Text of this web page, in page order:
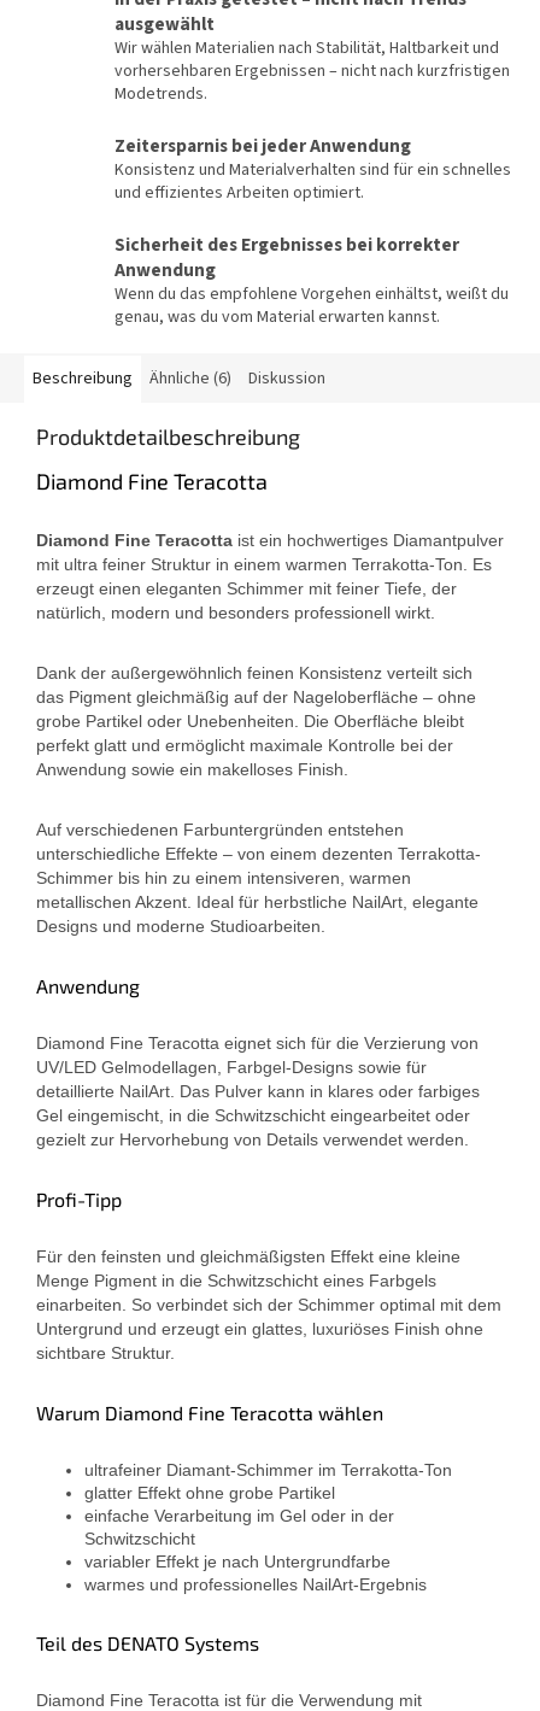
ausgewählt
Wir wählen Materialien nach Stabilität, Haltbarkeit und
vorhersehbaren Ergebnissen – nicht nach kurzfristigen
Modetrends.
Zeitersparnis bei jeder Anwendung
Konsistenz und Materialverhalten sind für ein schnelles
und effizientes Arbeiten optimiert.
Sicherheit des Ergebnisses bei korrekter
Anwendung
Wenn du das empfohlene Vorgehen einhältst, weißt du
genau, was du vom Material erwarten kannst.
Beschreibung Ähnliche (6) Diskussion
Produktdetailbeschreibung
Diamond Fine Teracotta
Diamond Fine Teracotta ist ein hochwertiges Diamantpulver
mit ultra feiner Struktur in einem warmen Terrakotta-Ton. Es
erzeugt einen eleganten Schimmer mit feiner Tiefe, der
natürlich, modern und besonders professionell wirkt.
Dank der außergewöhnlich feinen Konsistenz verteilt sich
das Pigment gleichmäßig auf der Nageloberfläche – ohne
grobe Partikel oder Unebenheiten. Die Oberfläche bleibt
perfekt glatt und ermöglicht maximale Kontrolle bei der
Anwendung sowie ein makelloses Finish.
Auf verschiedenen Farbuntergründen entstehen
unterschiedliche Effekte – von einem dezenten Terrakotta-
Schimmer bis hin zu einem intensiveren, warmen
metallischen Akzent. Ideal für herbstliche NailArt, elegante
Designs und moderne Studioarbeiten.
Anwendung
Diamond Fine Teracotta eignet sich für die Verzierung von
UV/LED Gelmodellagen, Farbgel-Designs sowie für
detaillierte NailArt. Das Pulver kann in klares oder farbiges
Gel eingemischt, in die Schwitzschicht eingearbeitet oder
gezielt zur Hervorhebung von Details verwendet werden.
Profi-Tipp
Für den feinsten und gleichmäßigsten Effekt eine kleine
Menge Pigment in die Schwitzschicht eines Farbgels
einarbeiten. So verbindet sich der Schimmer optimal mit dem
Untergrund und erzeugt ein glattes, luxuriöses Finish ohne
sichtbare Struktur.
Warum Diamond Fine Teracotta wählen
ultrafeiner Diamant-Schimmer im Terrakotta-Ton
glatter Effekt ohne grobe Partikel
einfache Verarbeitung im Gel oder in der
Schwitzschicht
variabler Effekt je nach Untergrundfarbe
warmes und professionelles NailArt-Ergebnis
Teil des DENATO Systems
Diamond Fine Teracotta ist für die Verwendung mit